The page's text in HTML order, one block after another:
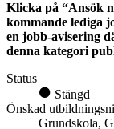
Klicka på “Ansök
kommande lediga
en jobb-avisering
denna kategori
Status
Stängd
Önskad
Grundskola,